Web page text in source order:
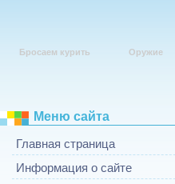
Бросаем курить Оружие
Меню сайта
Главная страница
Информация о сайте